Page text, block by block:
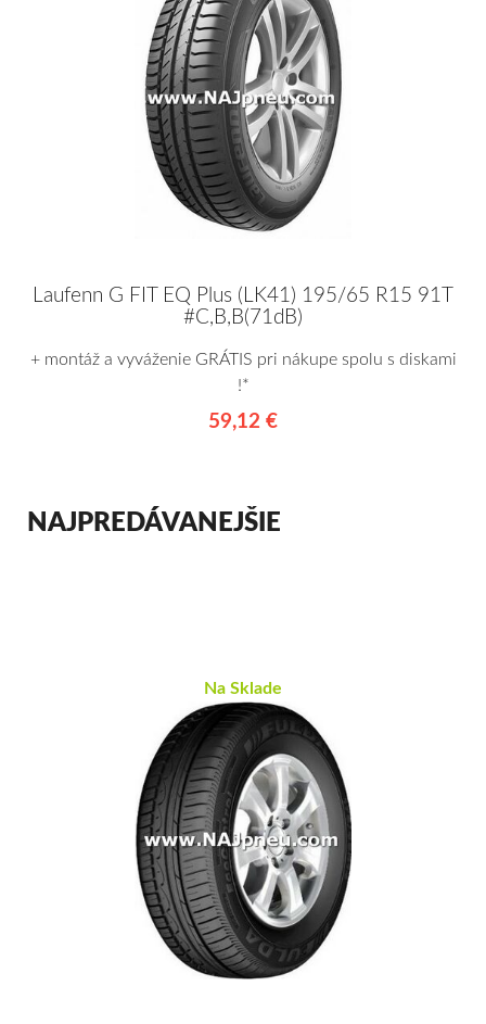
Laufenn G FIT EQ Plus (LK41) 195/65 R15 91T
#C,B,B(71dB)
+ montáž a vyváženie GRÁTIS pri nákupe spolu s diskami
!*
59,12 €
NAJPREDÁVANEJŠIE
Na Sklade